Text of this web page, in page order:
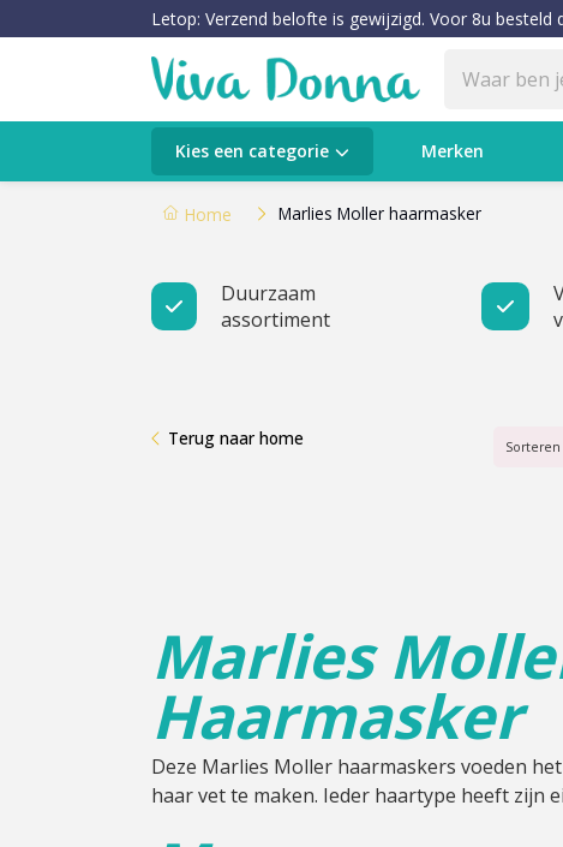
Letop: Verzend belofte is gewijzigd. Voor 8u
Kies een categorie Merken
Categorieën
Verzorging
Huidtypes & Huidcondities
Voeding & Gezondheid
Nieuwe Striplac 2025
Schrijf je nu in voor Beauty News
Home Marlies Moller haarmasker
Duurzaam
assortiment
Terug naar home Sorteren
Marlies
Haarmasker
Deze Marlies Moller haarmaskers voeden
haar vet te maken. Ieder haartype heeft zijn